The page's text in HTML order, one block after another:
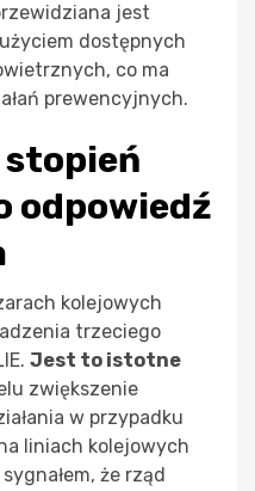
jest
dostępnych
co ma
prewencyjnych.
stopień
odpowiedź
kolejowych
trzeciego
Jest to istotne
zwiększenie
w przypadku
liniach kolejowych
że rząd